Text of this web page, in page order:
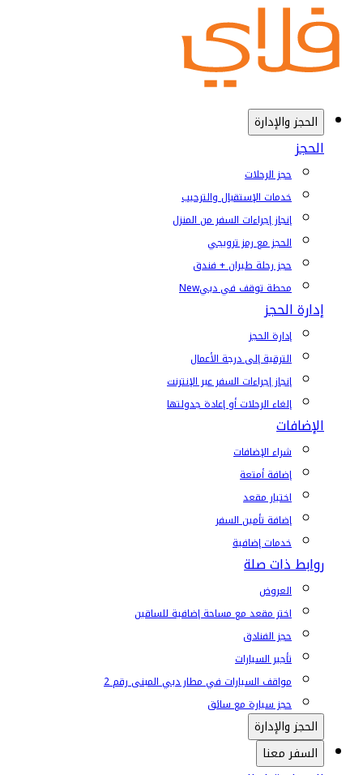
الحجز والإدارة
الحجز
حجز الرحلات
خدمات الإستقبال والترحيب
إنجاز إجراءات السفر من المنزل
الحجز مع رمز ترويجي
حجز رحلة طيران + فندق
محطة توقف في دبيNew
إدارة الحجز
إدارة الحجز
الترقية إلى درجة الأعمال
إنجاز إجراءات السفر عبر الإنترنت
إلغاء الرحلات أو إعادة جدولتها
الإضافات
شراء الإضافات
إضافة أمتعة
اختيار مقعد
إضافة تأمين السفر
خدمات إضافية
روابط ذات صلة
العروض
اختر مقعد مع مساحة إضافية للساقين
حجز الفنادق
تأجير السيارات
مواقف السيارات في مطار دبي المبنى رقم 2
حجز سيارة مع سائق
الحجز والإدارة
السفر معنا